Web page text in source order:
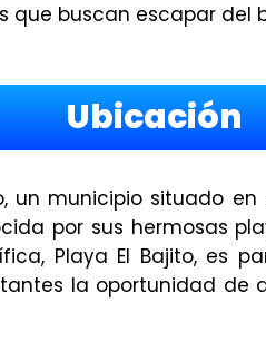
que buscan escapar del
Ubicación
un municipio situado
por sus hermosas
Playa El Bajito, es
la oportunidad